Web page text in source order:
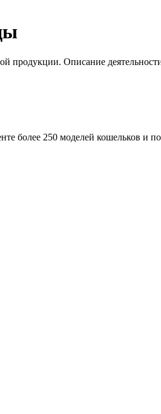
продукции. Описание
более 250 моделей кошельков и